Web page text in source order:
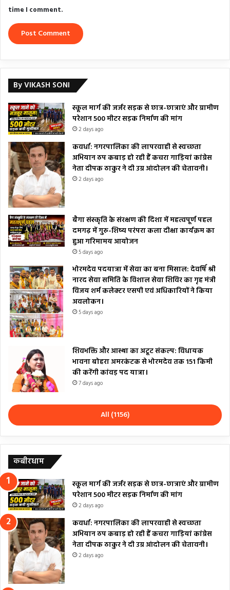
time I comment.
By VIKASH SONI
स्कूल मार्ग की जर्जर सड़क से छात्र-छात्राएं और ग्रामीण
परेशान 500 मीटर सड़क निर्माण की मांग
2 days ago
कवर्धा: नगरपालिका की लापरवाही से स्वच्छता
अभियान ठप कबाड़ हो रही हैं कचरा गाड़ियां कांग्रेस
नेता दीपक ठाकुर ने दी उग्र आंदोलन की चेतावनी।
2 days ago
बैगा संस्कृति के संरक्षण की दिशा में महत्वपूर्ण पहल
दमगढ़ में गुरु-शिष्य परंपरा कला दीक्षा कार्यक्रम का
हुआ गरिमामय आयोजन
5 days ago
भोरमदेव पदयात्रा में सेवा का बना मिसाल: देवर्षि श्री
नारद सेवा समिति के विशाल सेवा शिविर का गृह मंत्री
विजय शर्म कलेक्टर एसपी एवं अधिकारियों ने किया
अवलोकन।
5 days ago
शिवभक्ति और आस्था का अटूट संकल्प: विधायक
भावना बोहरा अमरकंटक से भोरमदेव तक 151 किमी
की करेंगी कांवड़ पद यात्रा।
7 days ago
All (1156)
कबीरधाम
स्कूल मार्ग की जर्जर सड़क से छात्र-छात्राएं और ग्रामीण
परेशान 500 मीटर सड़क निर्माण की मांग
2 days ago
कवर्धा: नगरपालिका की लापरवाही से स्वच्छता
अभियान ठप कबाड़ हो रही हैं कचरा गाड़ियां कांग्रेस
नेता दीपक ठाकुर ने दी उग्र आंदोलन की चेतावनी।
2 days ago